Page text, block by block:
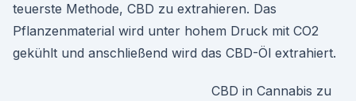
teuerste Methode, CBD zu extrahieren. Das
Pflanzenmaterial wird unter hohem Druck mit CO2
gekühlt und anschließend wird das CBD-Öl extrahiert.
CBD in Cannabis zu